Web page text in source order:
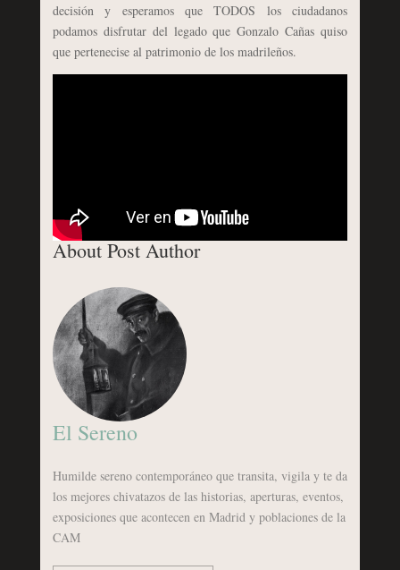
decisión y esperamos que TODOS los ciudadanos
podamos disfrutar del legado que Gonzalo Cañas quiso
que pertenecise al patrimonio de los madrileños.
About Post Author
El Sereno
Humilde sereno contemporáneo que transita, vigila y te da
los mejores chivatazos de las historias, aperturas, eventos,
exposiciones que acontecen en Madrid y poblaciones de la
CAM